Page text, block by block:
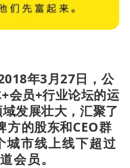
年3月27日，公
会员+行业论坛的运
发展壮大，汇聚了
方的股东和CEO群
城市线上线下超过
会员。